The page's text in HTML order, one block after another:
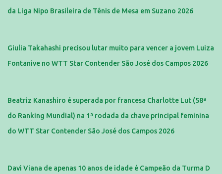
da Liga Nipo Brasileira de Tênis de Mesa em Suzano 2026
Giulia Takahashi precisou lutar muito para vencer a jovem Luiza
Fontanive no WTT Star Contender São José dos Campos 2026
Beatriz Kanashiro é superada por francesa Charlotte Lut (58ª
do Ranking Mundial) na 1ª rodada da chave principal feminina
do WTT Star Contender São José dos Campos 2026
Davi Viana de apenas 10 anos de idade é Campeão da Turma D